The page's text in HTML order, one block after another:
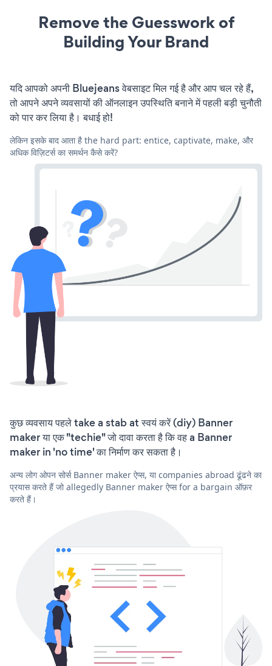
Remove the Guesswork of
Building Your Brand
यदि आपको अपनी Bluejeans वेबसाइट मिल गई है और आप चल रहे हैं,
तो आपने अपने व्यवसायों की ऑनलाइन उपस्थिति बनाने में पहली बड़ी चुनौती
को पार कर लिया है। बधाई हो!
लेकिन इसके बाद आता है the hard part: entice, captivate, make, और
अधिक विज़िटर्स का समर्थन कैसे करें?
कुछ व्यवसाय पहले take a stab at स्वयं करें (diy) Banner
maker या एक "techie" जो दावा करता है कि वह a Banner
maker in 'no time' का निर्माण कर सकता है।
अन्य लोग ओपन सोर्स Banner maker ऐप्स, या companies abroad ढूंढने का
प्रयास करते हैं जो allegedly Banner maker ऐप्स for a bargain ऑफ़र
करते हैं।